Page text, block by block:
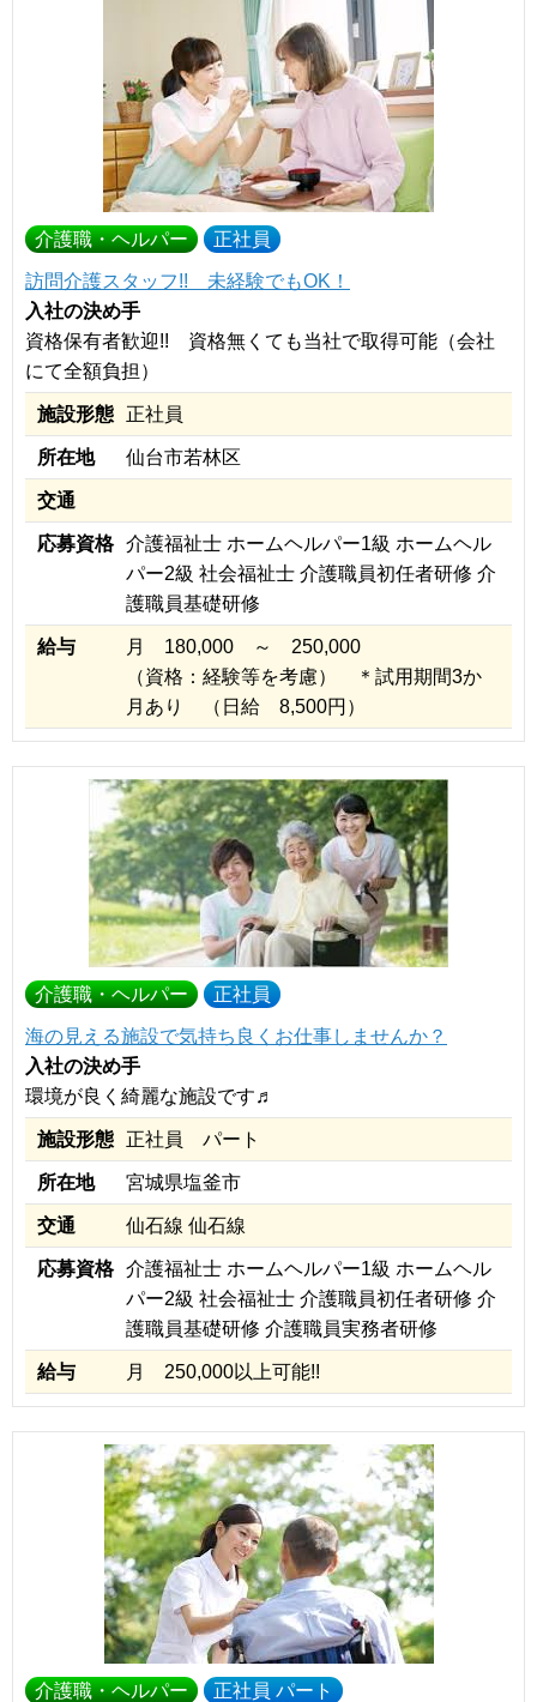
介護職・ヘルパー 正社員
訪問介護スタッフ!! 未経験でもOK！
入社の決め手
資格保有者歓迎!! 資格無くても当社で取得可能（会社
にて全額負担）
施設形態 正社員
所在地 仙台市若林区
交通
応募資格 介護福祉士 ホームヘルパー1級 ホームヘル
パー2級 社会福祉士 介護職員初任者研修 介
護職員基礎研修
給与
月 180,000 ～ 250,000
（資格：経験等を考慮） ＊試用期間3か
月あり （日給 8,500円）
介護職・ヘルパー 正社員
海の見える施設で気持ち良くお仕事しませんか？
入社の決め手
環境が良く綺麗な施設です♬
施設形態 正社員 パート
所在地 宮城県塩釜市
交通 仙石線 仙石線
応募資格 介護福祉士 ホームヘルパー1級 ホームヘル
パー2級 社会福祉士 介護職員初任者研修 介
護職員基礎研修 介護職員実務者研修
給与 月 250,000以上可能!!
介護職・ヘルパー 正社員 パート